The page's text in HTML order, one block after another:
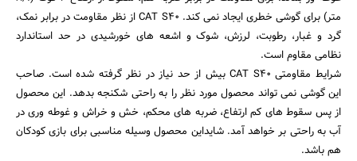
جستجو
متر) برای گوشی خطری ایجاد نمی کند. CAT S40 از نظر مقاومت در برابر نمک،
گرد و غبار، رطوبت، لرزش، شوک و اشعه های خورشیدی در حد استاندارد
نظامی مقاوم است.
شرایط مقاومتی CAT S40 بیش از حد نیاز در نظر گرفته شده است. صاحب
این گوشی نمی تواند محصول مورد نظر را به راحتی شکنجه بدهد. این محصول
از پس سقوط های کم ارتفاع، ضربه های محکم، خش و خراش و غوطه وری در
آب به راحتی بر خواهد آمد. شایداین محصول وسیله مناسبی برای بازی کودکان
هم باشد.